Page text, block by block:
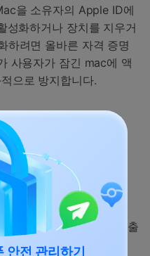
을 소유자의 Apple ID에
성화하거나 장치를 지우거
하려면 올바른 자격 증명
사용자가 잠긴 mac에 액
으로 방지합니다.
무엇입니까?
과 같은 위험과 영향을
잠재적인 보안 위협에 노출
안전 관리하기